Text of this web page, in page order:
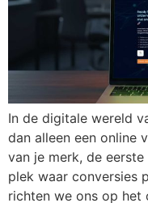
In de digitale wereld
dan alleen een online
van je merk, de
plek waar conversies
richten we ons op het